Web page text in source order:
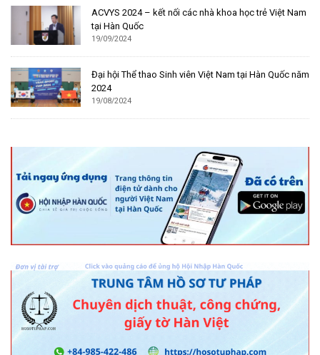
ACVYS 2024 – kết nối các nhà khoa học trẻ Việt Nam
tại Hàn Quốc
19/09/2024
Đại hội Thể thao Sinh viên Việt Nam tại Hàn Quốc năm
2024
19/08/2024